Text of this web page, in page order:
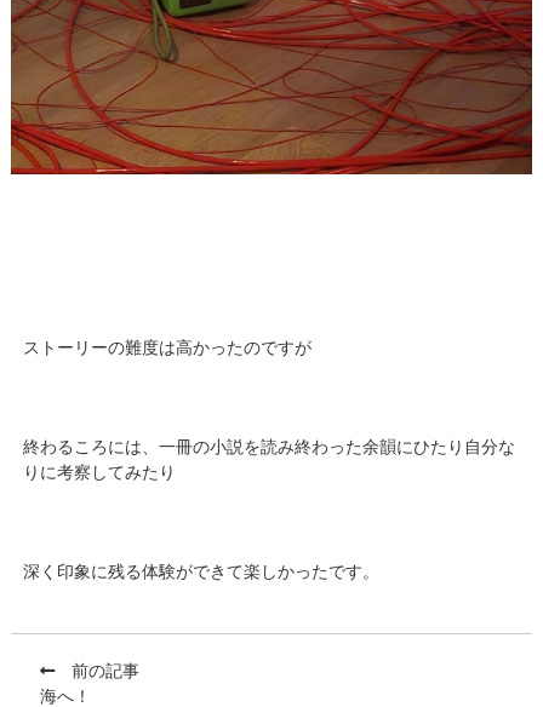
ストーリーの難度は高かったのですが
終わるころには、一冊の小説を読み終わった余韻にひたり自分な
りに考察してみたり
深く印象に残る体験ができて楽しかったです。
前の記事
海へ！